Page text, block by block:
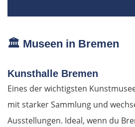
🏛️ Museen in Bremen
Kunsthalle Bremen
Eines der wichtigsten
mit starker Sammlung und
Ausstellungen. Ideal, wenn du
Cham
Regensburg